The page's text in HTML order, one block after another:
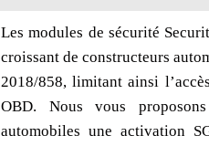
Les modules de sécurité
croissant de constructeurs
2018/858, limitant ainsi
OBD. Nous vous
automobiles une activation